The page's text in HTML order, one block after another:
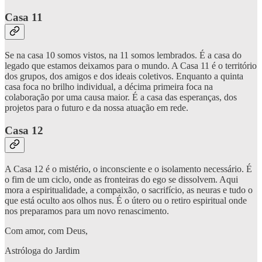
Casa 11
Se na casa 10 somos vistos, na 11 somos lembrados. É a casa do
legado que estamos deixamos para o mundo. A Casa 11 é o território
dos grupos, dos amigos e dos ideais coletivos. Enquanto a quinta
casa foca no brilho individual, a décima primeira foca na
colaboração por uma causa maior. É a casa das esperanças, dos
projetos para o futuro e da nossa atuação em rede.
Casa 12
A Casa 12 é o mistério, o inconsciente e o isolamento necessário. É
o fim de um ciclo, onde as fronteiras do ego se dissolvem. Aqui
mora a espiritualidade, a compaixão, o sacrifício, as neuras e tudo o
que está oculto aos olhos nus. É o útero ou o retiro espiritual onde
nos preparamos para um novo renascimento.
Com amor, com Deus,
Astróloga do Jardim